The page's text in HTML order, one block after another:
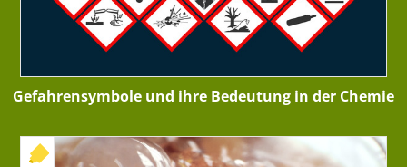
Gefahrensymbole und ihre Bedeutung in der Chemie
+ INTERAKTIVE ÜBUNG